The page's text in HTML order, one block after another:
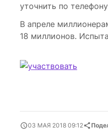
уточнить по
В апреле
18 миллионов.
03 МАЯ 2018 09:12